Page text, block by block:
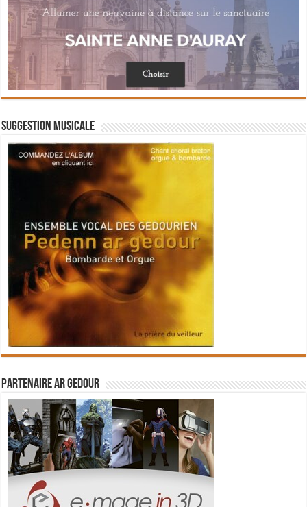
Suggestion musicale
Partenaire Ar Gedour